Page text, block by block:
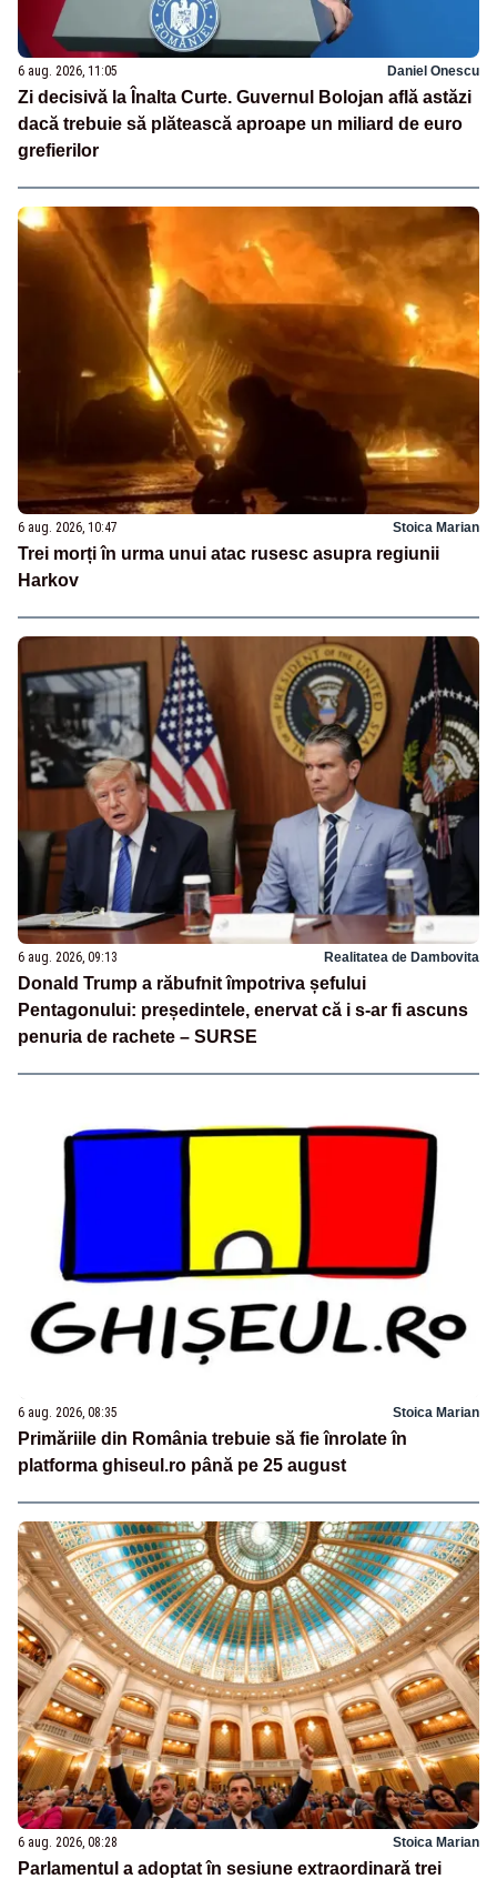
6 aug. 2026, 11:05 Daniel Onescu
Zi decisivă la Înalta Curte. Guvernul Bolojan află astăzi
dacă trebuie să plătească aproape un miliard de euro
grefierilor
6 aug. 2026, 10:47 Stoica Marian
Trei morți în urma unui atac rusesc asupra regiunii
Harkov
6 aug. 2026, 09:13 Realitatea de Dambovita
Donald Trump a răbufnit împotriva șefului
Pentagonului: președintele, enervat că i s-ar fi ascuns
penuria de rachete – SURSE
6 aug. 2026, 08:35 Stoica Marian
Primăriile din România trebuie să fie înrolate în
platforma ghiseul.ro până pe 25 august
6 aug. 2026, 08:28 Stoica Marian
Parlamentul a adoptat în sesiune extraordinară trei